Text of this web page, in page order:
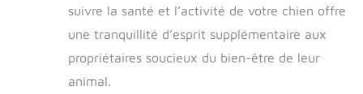
suivre la santé et l’activité de votre chien offre
une tranquillité d’esprit supplémentaire aux
propriétaires soucieux du bien-être de leur
animal.